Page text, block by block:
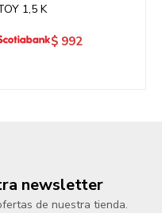
1,5 K
$ 992
newsletter
de nuestra tienda.